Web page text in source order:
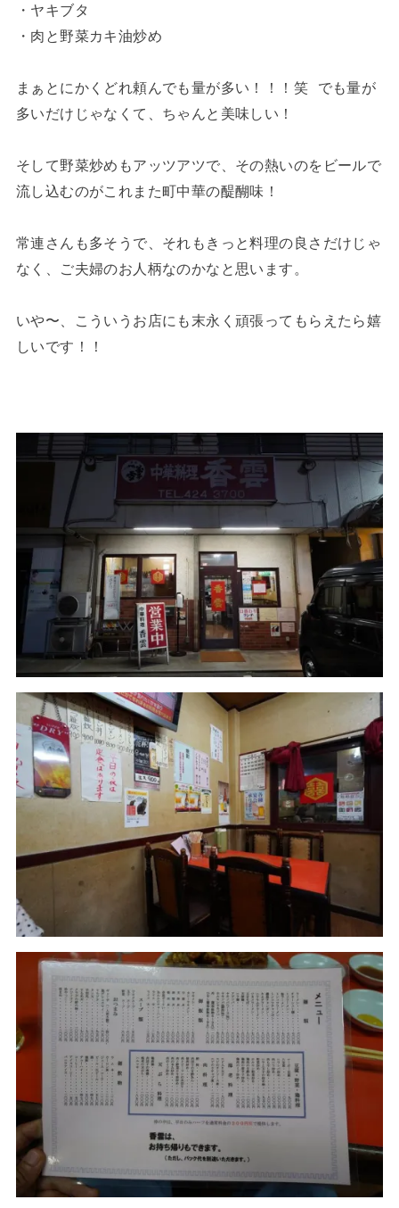
・ヤキブタ
・肉と野菜カキ油炒め
まぁとにかくどれ頼んでも量が多い！！！笑 でも量が
多いだけじゃなくて、ちゃんと美味しい！
そして野菜炒めもアッツアツで、その熱いのをビールで
流し込むのがこれまた町中華の醍醐味！
常連さんも多そうで、それもきっと料理の良さだけじゃ
なく、ご夫婦のお人柄なのかなと思います。
いや〜、こういうお店にも末永く頑張ってもらえたら嬉
しいです！！